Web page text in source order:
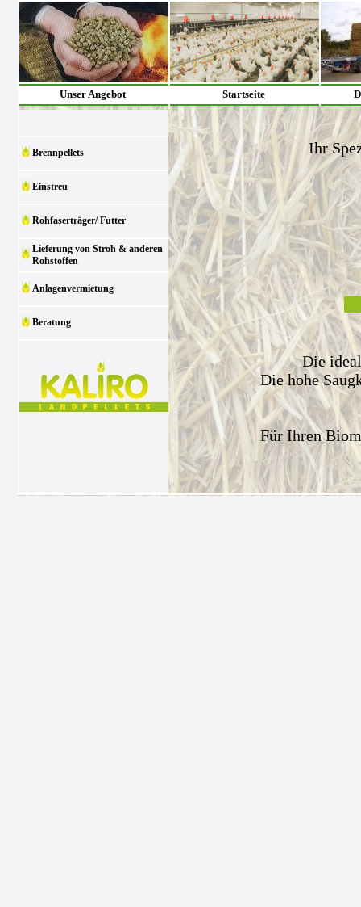
Unser Angebot Startseite
Brennpellets
Einstreu
Rohfaserträger/ Futter
Lieferung von Stroh & anderen
Rohstoffen
Anlagenvermietung
Beratung
Ihr
Die
Die hohe
Für Ihren